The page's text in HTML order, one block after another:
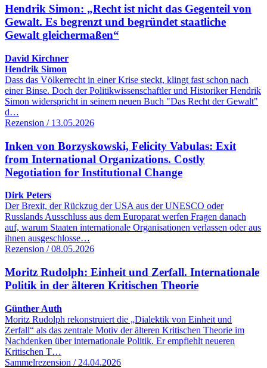
Hendrik Simon: „Recht ist nicht das Gegenteil von
Gewalt. Es begrenzt und begründet staatliche
Gewalt gleichermaßen“
David Kirchner
Hendrik Simon
Dass das Völkerrecht in einer Krise steckt, klingt fast schon nach
einer Binse. Doch der Politikwissenschaftler und Historiker Hendrik
Simon widerspricht in seinem neuen Buch "Das Recht der Gewalt"
d…
Rezension / 13.05.2026
Inken von Borzyskowski, Felicity Vabulas: Exit
from International Organizations. Costly
Negotiation for Institutional Change
Dirk Peters
Der Brexit, der Rückzug der USA aus der UNESCO oder
Russlands Ausschluss aus dem Europarat werfen Fragen danach
auf, warum Staaten internationale Organisationen verlassen oder aus
ihnen ausgeschlosse…
Rezension / 08.05.2026
Moritz Rudolph: Einheit und Zerfall. Internationale
Politik in der älteren Kritischen Theorie
Günther Auth
Moritz Rudolph rekonstruiert die „Dialektik von Einheit und
Zerfall“ als das zentrale Motiv der älteren Kritischen Theorie im
Nachdenken über internationale Politik. Er empfiehlt neueren
Kritischen T…
Sammelrezension / 24.04.2026